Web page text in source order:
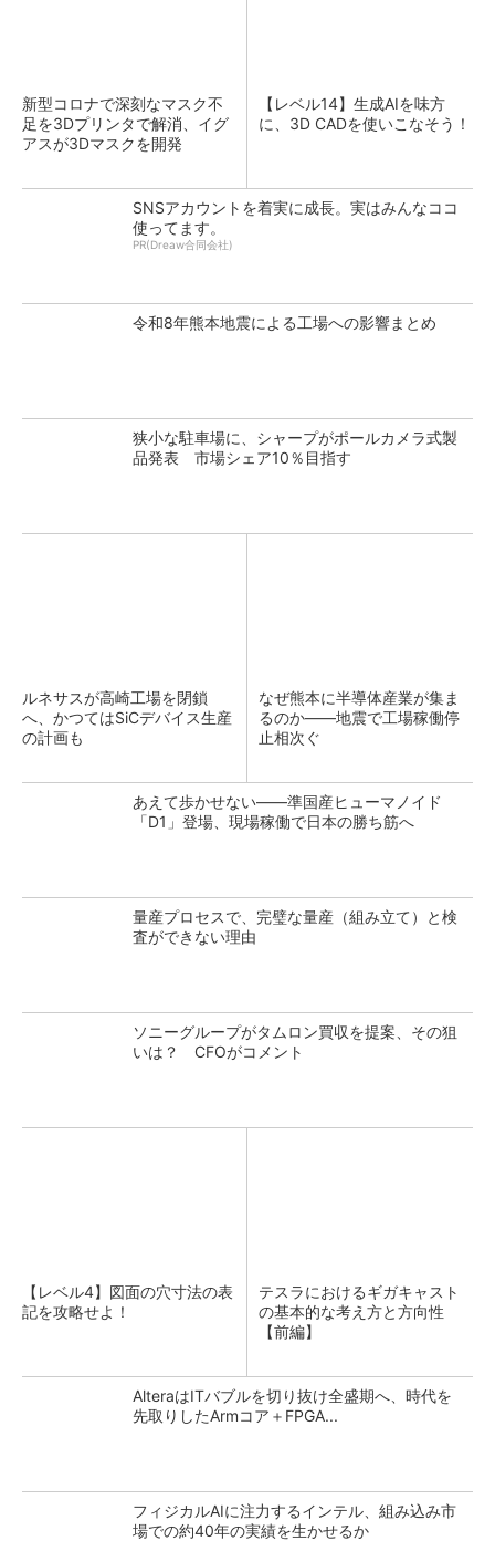
新型コロナで深刻なマスク不
足を3Dプリンタで解消、イグ
アスが3Dマスクを開発
【レベル14】生成AIを味方
に、3D CADを使いこなそう！
SNSアカウントを着実に成長。実はみんなココ
使ってます。
PR(Dreaw合同会社)
令和8年熊本地震による工場への影響まとめ
狭小な駐車場に、シャープがポールカメラ式製
品発表 市場シェア10％目指す
ルネサスが高崎工場を閉鎖
へ、かつてはSiCデバイス生産
の計画も
なぜ熊本に半導体産業が集ま
るのか――地震で工場稼働停
止相次ぐ
あえて歩かせない――準国産ヒューマノイド
「D1」登場、現場稼働で日本の勝ち筋へ
量産プロセスで、完璧な量産（組み立て）と検
査ができない理由
ソニーグループがタムロン買収を提案、その狙
いは？ CFOがコメント
【レベル4】図面の穴寸法の表
記を攻略せよ！
テスラにおけるギガキャスト
の基本的な考え方と方向性
【前編】
AlteraはITバブルを切り抜け全盛期へ、時代を
先取りしたArmコア＋FPGA...
フィジカルAIに注力するインテル、組み込み市
場での約40年の実績を生かせるか